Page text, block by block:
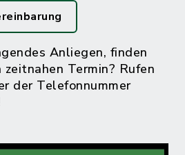
Anliegen, finden
Termin? Rufen
der Telefonnummer